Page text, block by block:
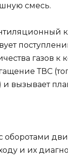
смесь.
газов к
ТВС
и вызывает